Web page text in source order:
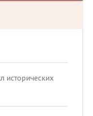
исторических